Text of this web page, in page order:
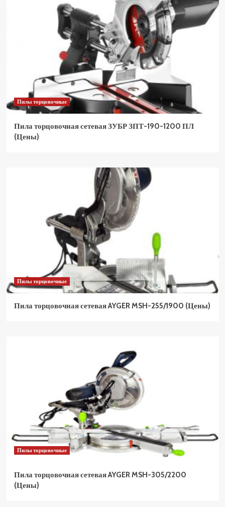
Пилы торцовочные
Пила торцовочная сетевая ЗУБР ЗПТ-190-1200 ПЛ
(Цены)
Пилы торцовочные
Пила торцовочная сетевая AYGER MSH-255/1900 (Цены)
Пилы торцовочные
Пила торцовочная сетевая AYGER MSH-305/2200
(Цены)